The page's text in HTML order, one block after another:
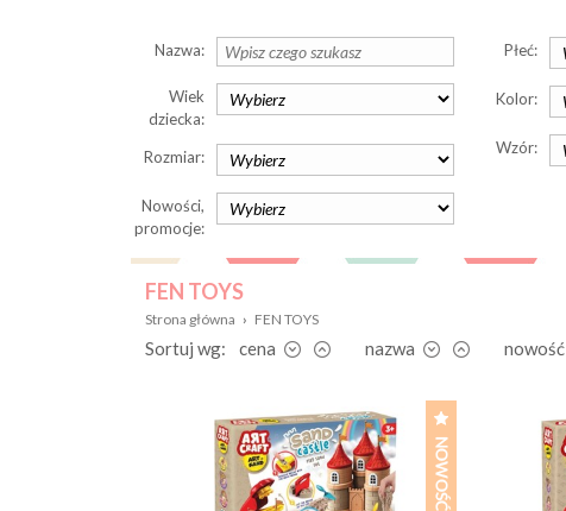
Nazwa:
Wiek
dziecka:
Rozmiar:
Nowości,
promocje:
Płeć:
Kolor:
Wzór:
FEN TOYS
Strona główna › FEN TOYS
Sortuj wg: cena nazwa nowość